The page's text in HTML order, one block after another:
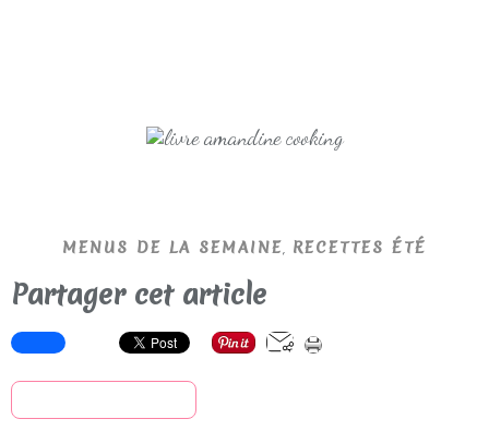
MENUS DE LA SEMAINE, RECETTES ÉTÉ
Partager cet article